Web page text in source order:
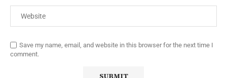
Save my name, email, and website in this browser for the next time I
comment.